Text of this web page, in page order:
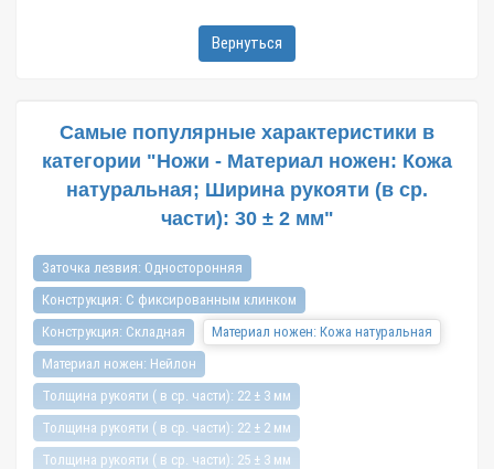
Вернуться
Самые популярные характеристики в
категории "Ножи - Материал ножен: Кожа
натуральная; Ширина рукояти (в ср.
части): 30 ± 2 мм"
Заточка лезвия: Односторонняя
Конструкция: С фиксированным клинком
Конструкция: Складная
Материал ножен: Кожа натуральная
Материал ножен: Нейлон
Толщина рукояти ( в ср. части): 22 ± 3 мм
Толщина рукояти ( в ср. части): 22 ± 2 мм
Толщина рукояти ( в ср. части): 25 ± 3 мм